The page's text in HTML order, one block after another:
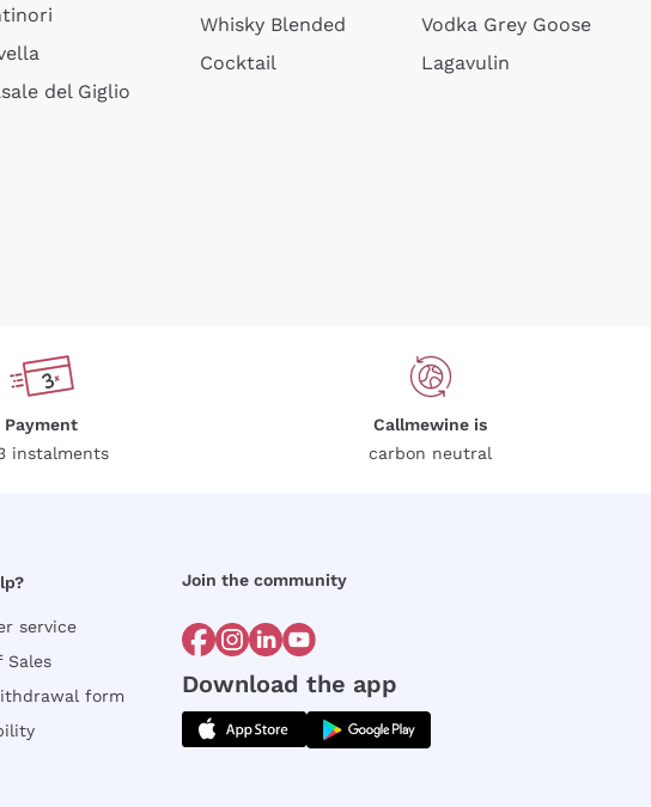
del Giglio
Whisky Blended
Cocktail
Vodka Grey Goose
Lagavulin
Payment
instalments
Callmewine is
carbon neutral
service
Sales
form
Join the community
Download the app